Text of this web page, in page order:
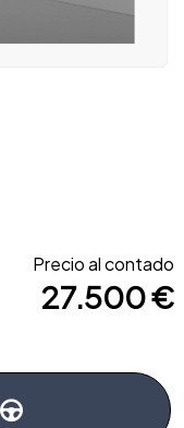
Precio al contado
27.500 €